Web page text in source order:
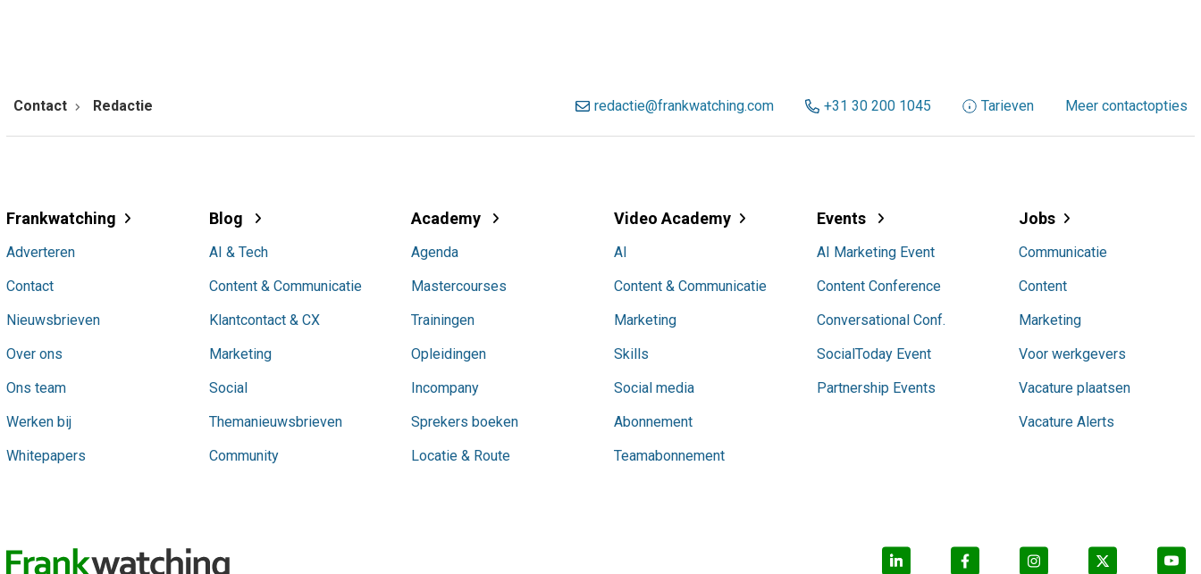
Contact Redactie redactie@frankwatching.com +31 30 200 1045 Tarieven Meer contactopties
Frankwatching
Adverteren
Contact
Nieuwsbrieven
Over ons
Ons team
Werken bij
Whitepapers
Blog
AI & Tech
Content & Communicatie
Klantcontact & CX
Marketing
Social
Themanieuwsbrieven
Community
Academy
Agenda
Mastercourses
Trainingen
Opleidingen
Incompany
Sprekers boeken
Locatie & Route
Video Academy
AI
Content & Communicatie
Marketing
Skills
Social media
Abonnement
Teamabonnement
Events
AI Marketing Event
Content Conference
Conversational Conf.
SocialToday Event
Partnership Events
Jobs
Communicatie
Content
Marketing
Voor werkgevers
Vacature plaatsen
Vacature Alerts